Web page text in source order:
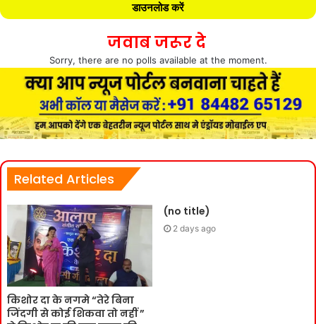
डाउनलोड करें
जवाब जरूर दे
Sorry, there are no polls available at the moment.
Related Articles
किशोर दा के नगमे “तेरे बिना
जिंदगी से कोई शिकवा तो नहीं ”
(no title)
2 days ago